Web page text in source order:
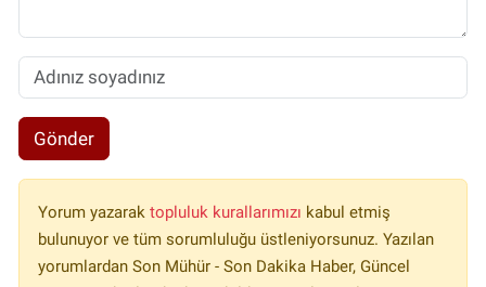
Gönder
Yorum yazarak topluluk kurallarımızı kabul etmiş
bulunuyor ve tüm sorumluluğu üstleniyorsunuz. Yazılan
yorumlardan Son Mühür - Son Dakika Haber, Güncel